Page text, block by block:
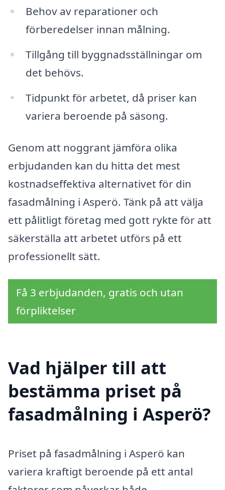
Behov av reparationer och
förberedelser innan målning.
Tillgång till byggnadsställningar om
det behövs.
Tidpunkt för arbetet, då priser kan
variera beroende på säsong.
Genom att noggrant jämföra olika
erbjudanden kan du hitta det mest
kostnadseffektiva alternativet för din
fasadmålning i Asperö. Tänk på att välja
ett pålitligt företag med gott rykte för att
säkerställa att arbetet utförs på ett
professionellt sätt.
Få 3 erbjudanden, gratis och utan
förpliktelser
Vad hjälper till att
bestämma priset på
fasadmålning i Asperö?
Priset på fasadmålning i Asperö kan
variera kraftigt beroende på ett antal